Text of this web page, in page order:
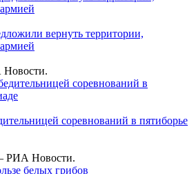
вернуть территории,
соревнований в пятиборье
РИА Новости.